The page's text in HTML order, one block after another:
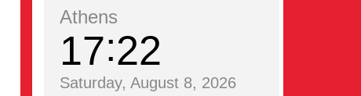
Athens
17 22
Saturday, August 8, 2026